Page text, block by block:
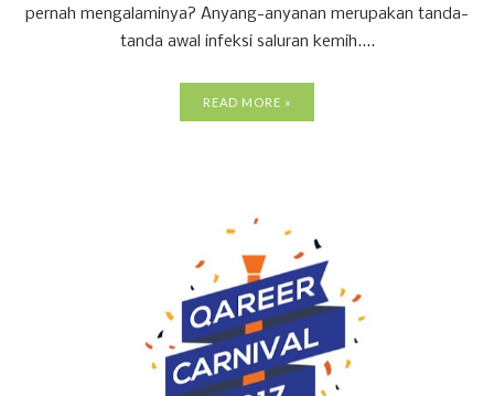
pernah mengalaminya? Anyang-anyanan merupakan tanda-
tanda awal infeksi saluran kemih....
READ MORE »